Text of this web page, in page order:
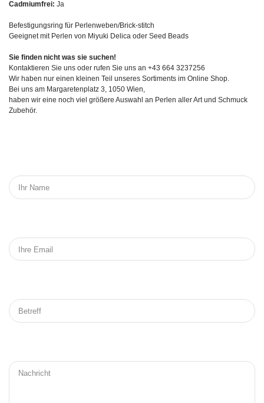
Cadmiumfrei: Ja
Befestigungsring für Perlenweben/Brick-stitch
Geeignet mit Perlen von Miyuki Delica oder Seed Beads
Sie finden nicht was sie suchen!
Kontaktieren Sie uns oder rufen Sie uns an +43 664 3237256
Wir haben nur einen kleinen Teil unseres Sortiments im Online Shop.
Bei uns am Margaretenplatz 3, 1050 Wien,
haben wir eine noch viel größere Auswahl an Perlen aller Art und Schmuck
Zubehör.